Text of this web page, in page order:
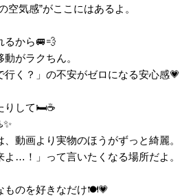
空気感”がここにはあるよ。
るから🚐💨
がラクちん。
行く？」の不安がゼロになる安心感💗
りして🛏️☕
動画より実物のほうがずっと綺麗。
…！」って言いたくなる場所だよ。
ものを好きなだけ🍽️💗